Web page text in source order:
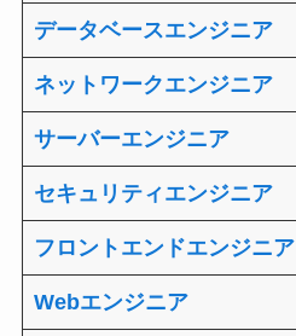
データベースエンジニア
ネットワークエンジニア
サーバーエンジニア
セキュリティエンジニア
フロントエンドエンジニア
Webエンジニア